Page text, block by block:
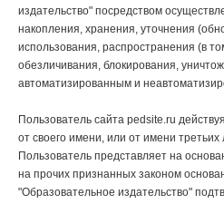
издательство" посредством
накопления, хранения, уточнения
использования, распространения (в
обезличивания, блокирования,
автоматизированным и
Пользователь сайта pedsite.ru
от своего имени, или от имени
Пользователь представляет на
на прочих признанных законом
"Образовательное издательство"